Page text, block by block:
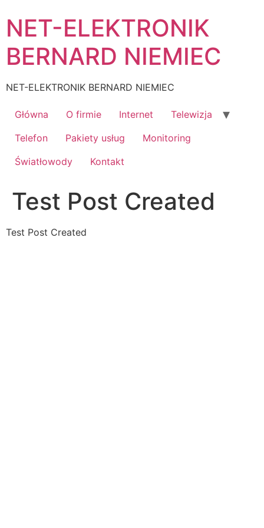
to
content
NET-ELEKTRONIK
BERNARD NIEMIEC
NET-ELEKTRONIK BERNARD NIEMIEC
Główna O firmie Internet
Telewizja
Telefon
Pakiety usług
Monitoring
Światłowody
Kontakt
Test Post Created
Test Post Created